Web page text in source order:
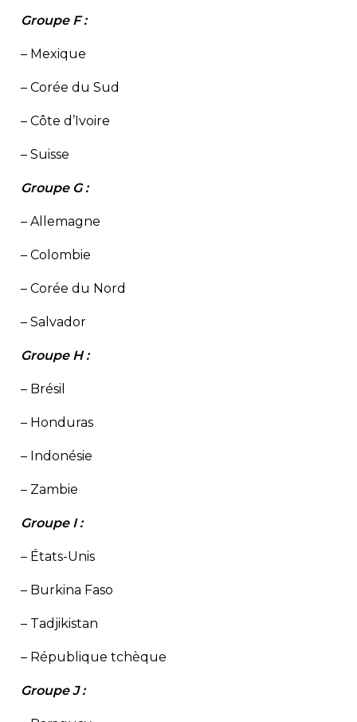
Groupe F :
– Mexique
– Corée du Sud
– Côte d’Ivoire
– Suisse
Groupe G :
– Allemagne
– Colombie
– Corée du Nord
– Salvador
Groupe H :
– Brésil
– Honduras
– Indonésie
– Zambie
Groupe I :
– États-Unis
– Burkina Faso
– Tadjikistan
– République tchèque
Groupe J :